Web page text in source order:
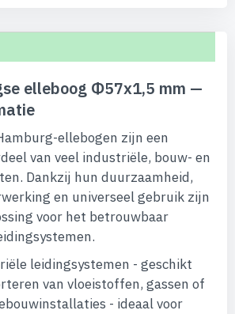
elleboog Φ57x1,5 mm —
ellebogen zijn een
van veel industriële, bouw- en
Dankzij hun duurzaamheid,
en universeel gebruik zijn
voor het betrouwbaar
leidingsystemen - geschikt
van vloeistoffen, gassen of
- ideaal voor